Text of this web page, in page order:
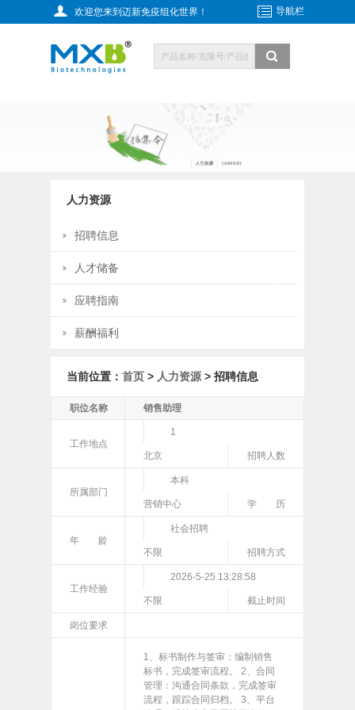
欢迎您来到迈新免疫组化世界！ 导航栏
人力资源
招聘信息
人才储备
应聘指南
薪酬福利
当前位置： 首页 > 人力资源 > 招聘信息
职位名称 销售助理
工作地点
1
招聘人数
北京
所属部门
本科
学 历
营销中心
年 龄
社会招聘
招聘方式
不限
工作经验
2026-5-25 13:28:58
截止时间
不限
岗位要求
1、标书制作与签审：编制销售
标书，完成签审流程。 2、合同
管理：沟通合同条款，完成签审
流程，跟踪合同归档。 3、平台